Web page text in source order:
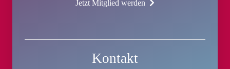
Jetzt Mitglied werden
Kontakt